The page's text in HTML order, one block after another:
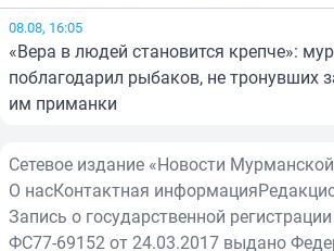
08.08, 16:05
«Вера в людей становится крепче»:
поблагодарил рыбаков, не тронувших
им приманки
Сетевое издание «Новости
О насКонтактная информация
Запись о государственной
ФС77-69152 от 24.03.2017 выдано